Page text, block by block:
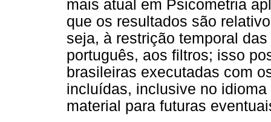
mais atual em Psicometria
que os resultados são
seja, à restrição temporal
português, aos filtros; isso
brasileiras executadas com
incluídas, inclusive no
material para futuras